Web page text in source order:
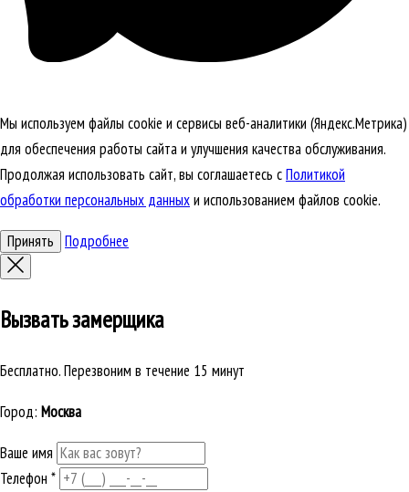
Мы используем файлы cookie и сервисы веб-аналитики (Яндекс.Метрика)
для обеспечения работы сайта и улучшения качества обслуживания.
Продолжая использовать сайт, вы соглашаетесь сПолитикой
обработки персональных данныхи использованием файлов cookie.
Принять Подробнее
Вызвать замерщика
Бесплатно. Перезвоним в течение 15 минут
Город: Москва
Ваше имя
Телефон *